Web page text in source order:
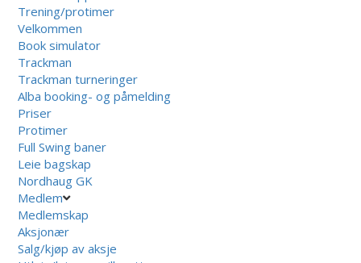
Trening/protimer
Velkommen
Book simulator
Trackman
Trackman turneringer
Alba booking- og påmelding
Priser
Protimer
Full Swing baner
Leie bagskap
Nordhaug GK
Medlem
Medlemskap
Aksjonær
Salg/kjøp av aksje